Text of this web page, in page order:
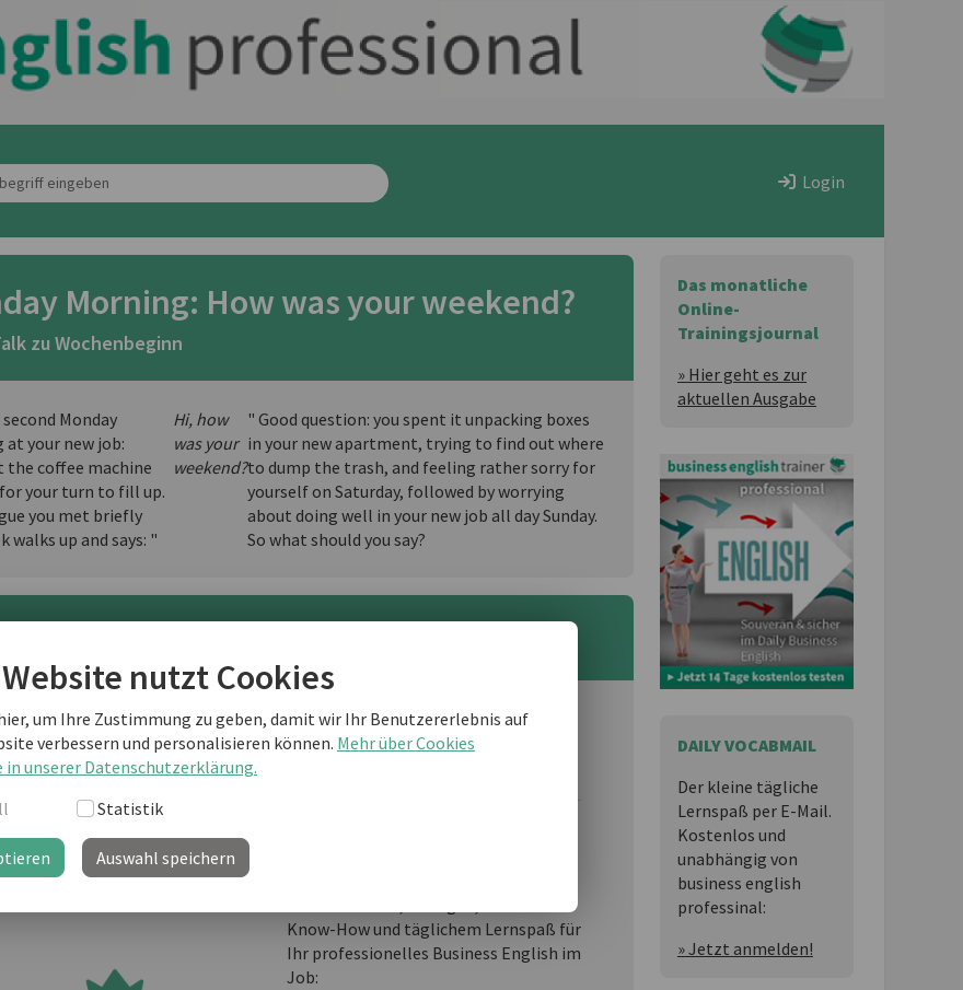
nutzt Cookies
um Ihre Zustimmung zu geben, damit wir Ihr Benutzererlebnis auf
verbessern und personalisieren können. Mehr über Cookies
in unserer Datenschutzerklärung.
Statistik
Auswahl speichern
Login
Das monatliche
Online-
Trainingsjournal
» Hier geht es zur
aktuellen Ausgabe
DAILY VOCABMAIL
Der kleine tägliche
Lernspaß per E-Mail.
Kostenlos und
unabhängig von
business english
professinal:
» Jetzt anmelden!
Morning: How was your weekend?
zu Wochenbeginn
Monday
at your new job:
the coffee machine
your turn to fill up.
you met briefly
walks up and says: "
Hi, how
was your
weekend?
" Good question: you spent it unpacking boxes
in your new apartment, trying to find out where
to dump the trash, and feeling rather sorry for
yourself on Saturday, followed by worrying
about doing well in your new job all day Sunday.
So what should you say?
sind noch kein "business english professional"-Kunde und möchten
weiterlesen?
Know-How und täglichem Lernspaß für
Ihr professionelles Business English im
Job: